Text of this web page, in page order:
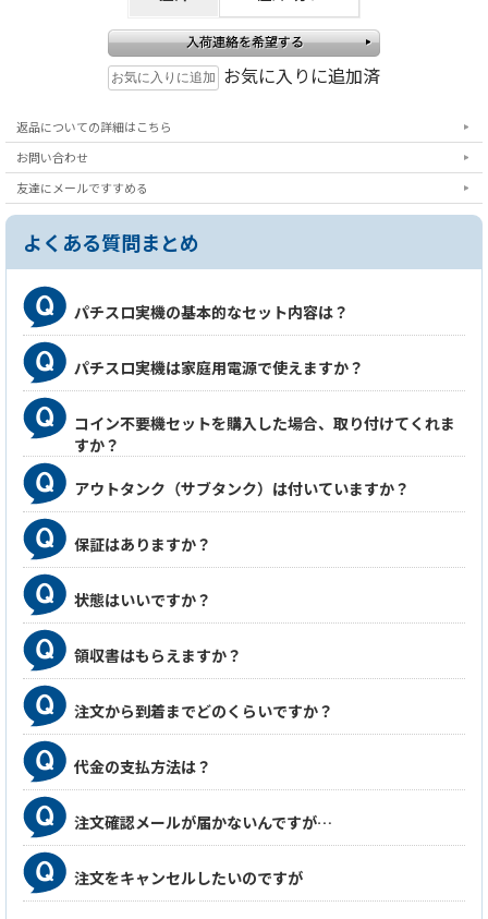
お気に入りに追加済
返品についての詳細はこちら
お問い合わせ
友達にメールですすめる
よくある質問まとめ
パチスロ実機の基本的なセット内容は？
パチスロ実機は家庭用電源で使えますか？
コイン不要機セットを購入した場合、取り付けてくれま
すか？
アウトタンク（サブタンク）は付いていますか？
保証はありますか？
状態はいいですか？
領収書はもらえますか？
注文から到着までどのくらいですか？
代金の支払方法は？
注文確認メールが届かないんですが…
注文をキャンセルしたいのですが